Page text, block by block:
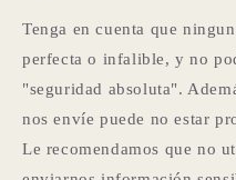
Tenga en cuenta que
perfecta o infalible, y no
"seguridad absoluta".
nos envíe puede no estar
Le recomendamos que no